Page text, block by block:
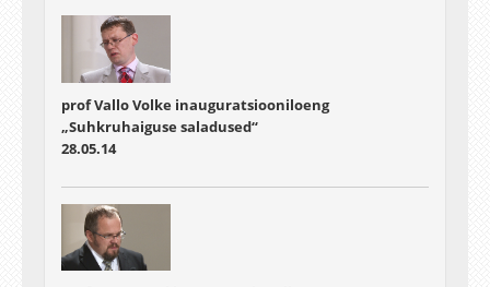
prof Vallo Volke inauguratsiooniloeng
„Suhkruhaiguse saladused“
28.05.14